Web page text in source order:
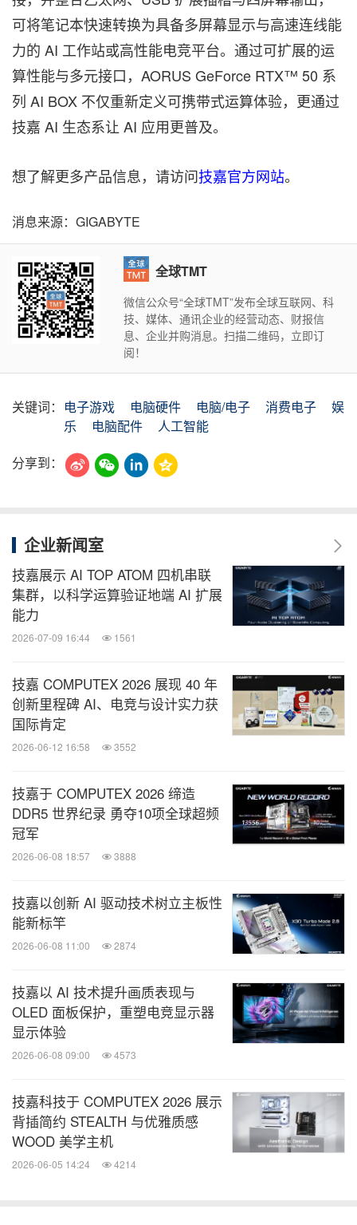
可将笔记本快速转换为具备多屏幕显示与高速连线能
力的 AI 工作站或高性能电竞平台。通过可扩展的运
算性能与多元接口，AORUS GeForce RTX™ 50 系
列 AI BOX 不仅重新定义可携带式运算体验，更通过
技嘉 AI 生态系让 AI 应用更普及。
想了解更多产品信息，请访问技嘉官方网站。
消息来源：GIGABYTE
全球TMT
微信公众号“全球TMT”发布全球互联网、科
技、媒体、通讯企业的经营动态、财报信
息、企业并购消息。扫描二维码，立即订
阅！
关键词： 电子游戏 电脑硬件 电脑/电子 消费电子
娱
乐
电脑配件
人工智能
分享到：
企业新闻室
技嘉展示 AI TOP ATOM 四机串联
集群，以科学运算验证地端 AI 扩展
能力
2026-07-09 16:44 1561
技嘉 COMPUTEX 2026 展现 40 年
创新里程碑 AI、电竞与设计实力获
国际肯定
2026-06-12 16:58 3552
技嘉于 COMPUTEX 2026 缔造
DDR5 世界纪录 勇夺10项全球超频
冠军
2026-06-08 18:57 3888
技嘉以创新 AI 驱动技术树立主板性
能新标竿
2026-06-08 11:00 2874
技嘉以 AI 技术提升画质表现与
OLED 面板保护，重塑电竞显示器
显示体验
2026-06-08 09:00 4573
技嘉科技于 COMPUTEX 2026 展示
背插简约 STEALTH 与优雅质感
WOOD 美学主机
2026-06-05 14:24 4214